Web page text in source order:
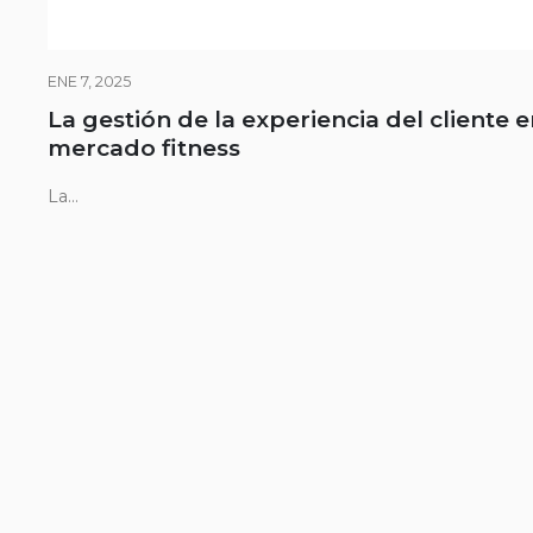
ENE 7, 2025
La gestión de la experiencia del cliente
mercado fitness
La...